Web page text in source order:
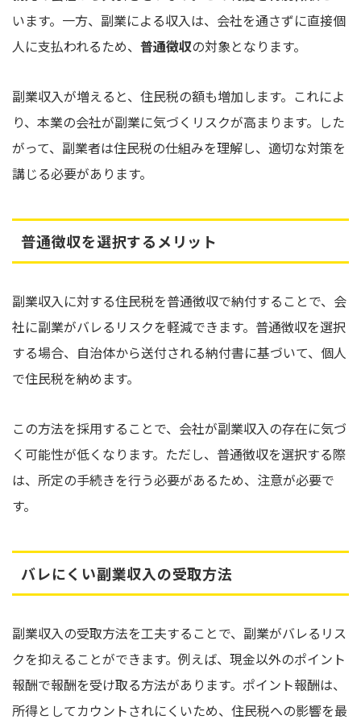
います。一方、副業による収入は、会社を通さずに直接個
人に支払われるため、 普通徴収の対象となります。
副業収入が増えると、住民税の額も増加します。これによ
り、本業の会社が副業に気づくリスクが高まります。した
がって、副業者は住民税の仕組みを理解し、適切な対策を
講じる必要があります。
普通徴収を選択するメリット
副業収入に対する住民税を普通徴収で納付することで、会
社に副業がバレるリスクを軽減できます。普通徴収を選択
する場合、自治体から送付される納付書に基づいて、個人
で住民税を納めます。
この方法を採用することで、会社が副業収入の存在に気づ
く可能性が低くなります。ただし、普通徴収を選択する際
は、所定の手続きを行う必要があるため、注意が必要で
す。
バレにくい副業収入の受取方法
副業収入の受取方法を工夫することで、副業がバレるリス
クを抑えることができます。例えば、現金以外のポイント
報酬で報酬を受け取る方法があります。ポイント報酬は、
所得としてカウントされにくいため、住民税への影響を最